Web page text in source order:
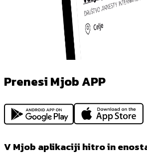
Prenesi Mjob APP
V Mjob aplikaciji hitro in